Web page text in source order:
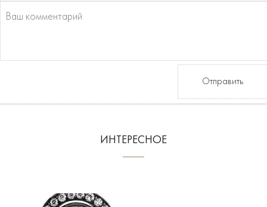
Отправить
ИНТЕРЕСНОЕ